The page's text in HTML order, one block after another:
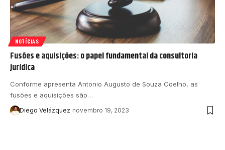
NOTÍCIAS
Fusões e aquisições: o papel fundamental da consultoria
jurídica
Conforme apresenta Antonio Augusto de Souza Coelho, as
fusões e aquisições são…
Diego Velázquez novembro 19, 2023